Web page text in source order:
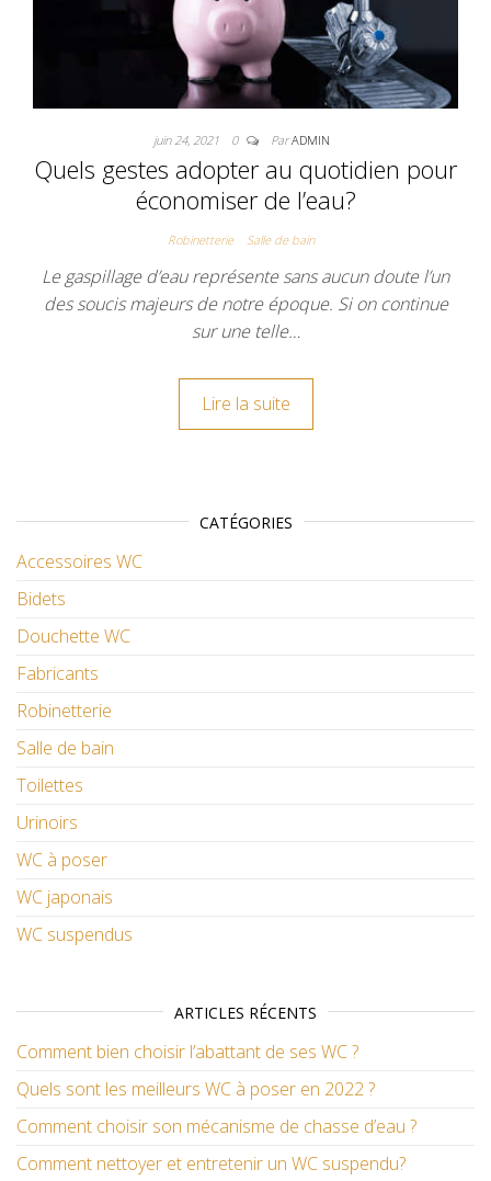
juin 24, 2021 0 ParADMIN
Quels gestes adopter au quotidien pour
économiser de l’eau?
Robinetterie Salle de bain
Le gaspillage d’eau représente sans aucun doute l’un
des soucis majeurs de notre époque. Si on continue
sur une telle…
Lire la suite
CATÉGORIES
Accessoires WC
Bidets
Douchette WC
Fabricants
Robinetterie
Salle de bain
Toilettes
Urinoirs
WC à poser
WC japonais
WC suspendus
ARTICLES RÉCENTS
Comment bien choisir l’abattant de ses WC ?
Quels sont les meilleurs WC à poser en 2022 ?
Comment choisir son mécanisme de chasse d’eau ?
Comment nettoyer et entretenir un WC suspendu?